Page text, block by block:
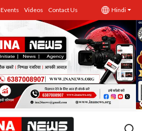
Events Videos Contact Us Hindi